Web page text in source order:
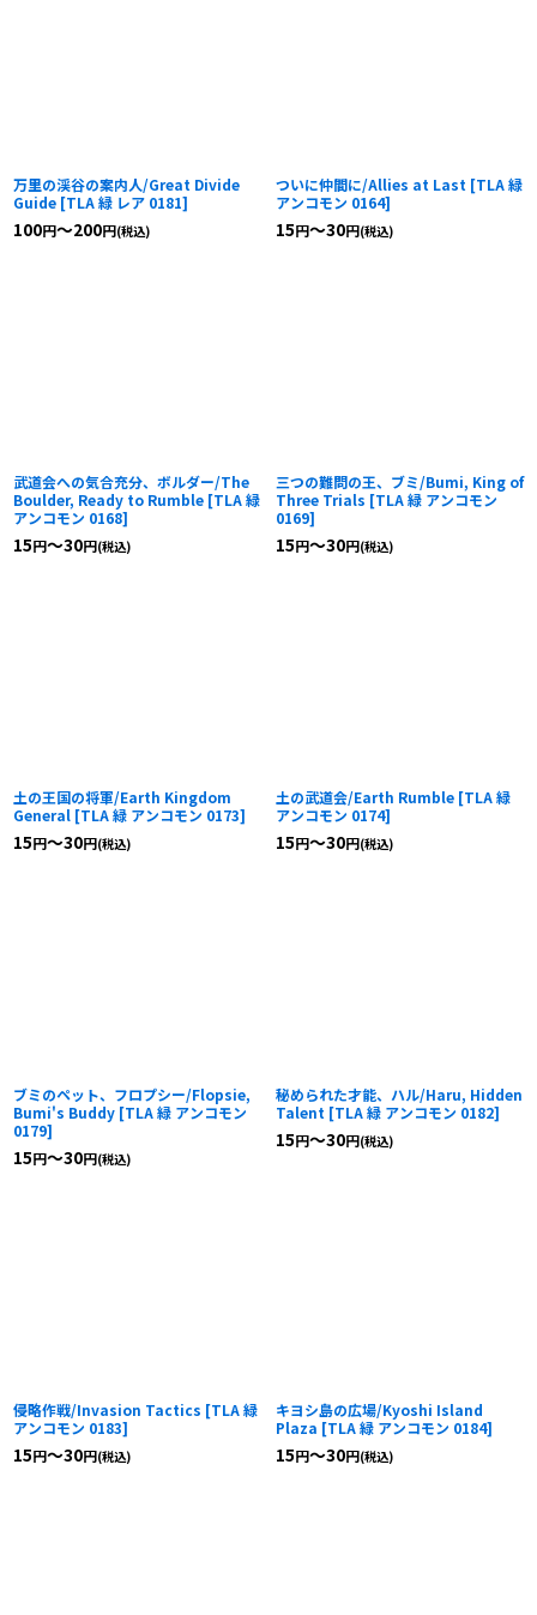
万里の渓谷の案内人/Great Divide
Guide [TLA 緑 レア 0181]
100円～200円(税込)
ついに仲間に/Allies at Last [TLA 緑
アンコモン 0164]
15円～30円(税込)
武道会への気合充分、ボルダー/The
Boulder, Ready to Rumble [TLA 緑
アンコモン 0168]
15円～30円(税込)
三つの難問の王、ブミ/Bumi, King of
Three Trials [TLA 緑 アンコモン
0169]
15円～30円(税込)
土の王国の将軍/Earth Kingdom
General [TLA 緑 アンコモン 0173]
15円～30円(税込)
土の武道会/Earth Rumble [TLA 緑
アンコモン 0174]
15円～30円(税込)
ブミのペット、フロプシー/Flopsie,
Bumi's Buddy [TLA 緑 アンコモン
0179]
15円～30円(税込)
秘められた才能、ハル/Haru, Hidden
Talent [TLA 緑 アンコモン 0182]
15円～30円(税込)
侵略作戦/Invasion Tactics [TLA 緑
アンコモン 0183]
15円～30円(税込)
キヨシ島の広場/Kyoshi Island
Plaza [TLA 緑 アンコモン 0184]
15円～30円(税込)